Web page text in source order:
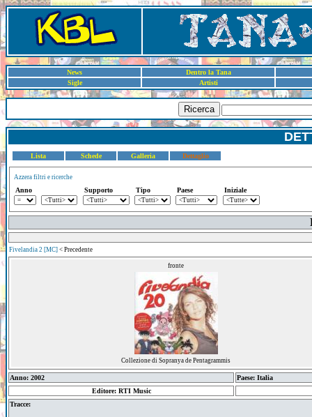
News
Dentro la Tana
Sigle
Artisti
Ricerca
Lista Schede Galleria Dettaglio
Azzera filtri e ricerche
Anno Supporto Tipo Paese Iniziale
Fivelandia 2 [MC] < Precedente
fronte
Collezione di Sopranya de Pentagrammis
Anno: 2002
Paese: Italia
Editore: RTI Music
Tracce: